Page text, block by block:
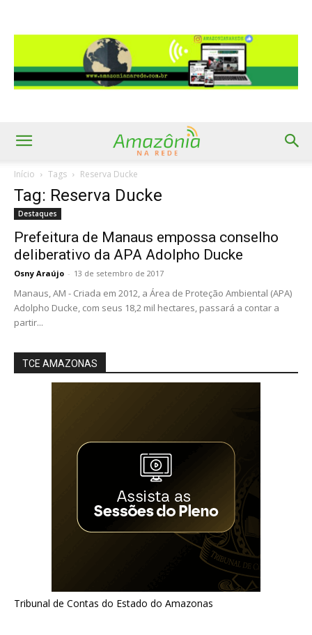
Início Tags Reserva Ducke
Tag: Reserva Ducke
Destaques
Prefeitura de Manaus empossa conselho
deliberativo da APA Adolpho Ducke
Osny Araújo - 13 de setembro de 2017
Manaus, AM - Criada em 2012, a Área de Proteção Ambiental (APA)
Adolpho Ducke, com seus 18,2 mil hectares, passará a contar a
partir...
TCE AMAZONAS
Tribunal de Contas do Estado do Amazonas